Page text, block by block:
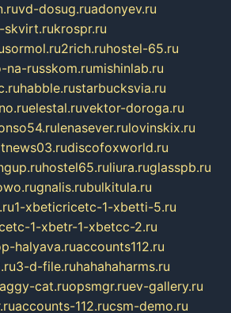
vd-dosug.ruadonyev.ru
skvirt.rukrospr.ru
sormol.ru2rich.ruhostel-65.ru
na-russkom.rumishinlab.ru
habble.rustarbucksvia.ru
elestal.ruvektor-doroga.ru
lenasever.rulovinskix.ru
discofoxworld.ru
hostel65.ruliura.ruglasspb.ru
gnalis.rubulkitula.ru
1-xbeticricetc-1-xbetti-5.ru
1-xbetr-1-xbetcc-2.ru
halyava.ruaccounts112.ru
3-d-file.ruhahahaharms.ru
cat.ruopsmgr.ruev-gallery.ru
accounts-112.rucsm-demo.ru